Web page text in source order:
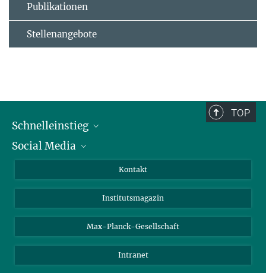
Publikationen
Stellenangebote
TOP
Schnelleinstieg
Alumni
Schulen
Studierende
Social Media
Facebook
YouTube
Kontakt
Institutsmagazin
Max-Planck-Gesellschaft
Intranet